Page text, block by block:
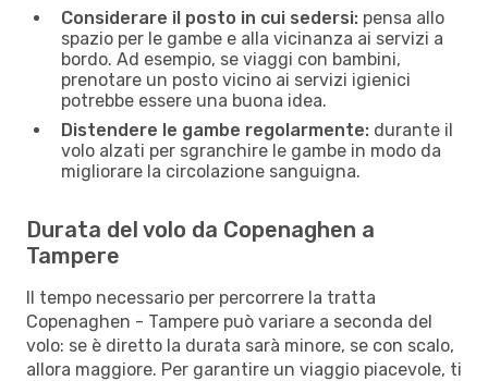
Considerare il posto in cui sedersi: pensa allo
spazio per le gambe e alla vicinanza ai servizi a
bordo. Ad esempio, se viaggi con bambini,
prenotare un posto vicino ai servizi igienici
potrebbe essere una buona idea.
Distendere le gambe regolarmente: durante il
volo alzati per sgranchire le gambe in modo da
migliorare la circolazione sanguigna.
Durata del volo da Copenaghen a
Tampere
Il tempo necessario per percorrere la tratta
Copenaghen - Tampere può variare a seconda del
volo: se è diretto la durata sarà minore, se con scalo,
allora maggiore. Per garantire un viaggio piacevole, ti